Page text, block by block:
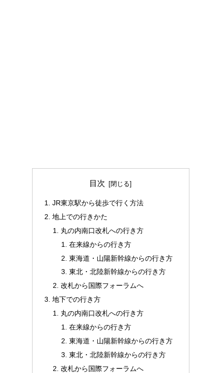
目次
JR東京駅から徒歩で行く方法
地上での行きかた
丸の内南口改札への行き方
在来線からの行き方
東海道・山陽新幹線からの行き方
東北・北陸新幹線からの行き方
改札から国際フォーラムへ
地下での行き方
丸の内南口改札への行き方
在来線からの行き方
東海道・山陽新幹線からの行き方
東北・北陸新幹線からの行き方
改札から国際フォーラムへ